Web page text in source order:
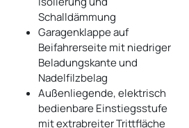
Schalldämmung
Garagenklappe auf
Beifahrerseite mit niedriger
Beladungskante und
Nadelfilzbelag
Außenliegende, elektrisch
bedienbare Einstiegsstufe
mit extrabreiter Trittfläche